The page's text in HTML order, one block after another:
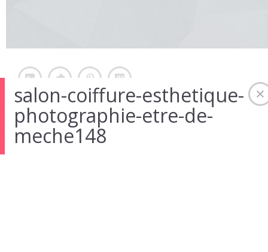
salon-coiffure-esthetique-
photographie-etre-de-
meche148